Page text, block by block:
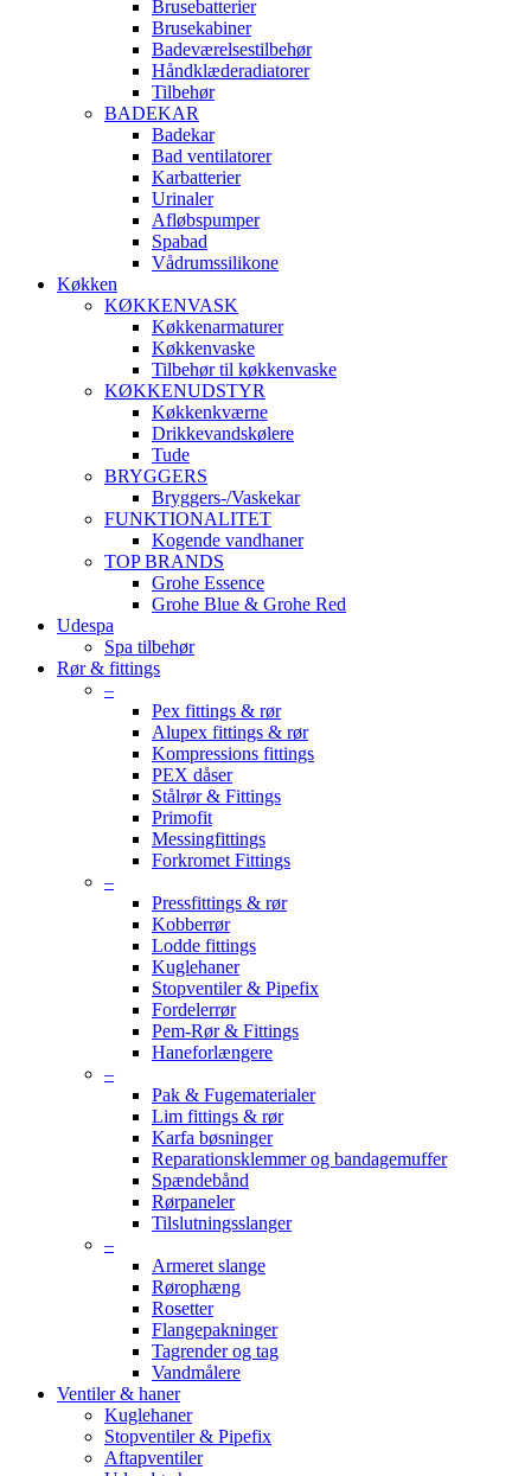
Brusebatterier
Brusekabiner
Badeværelsestilbehør
Håndklæderadiatorer
Tilbehør
BADEKAR
Badekar
Bad ventilatorer
Karbatterier
Urinaler
Afløbspumper
Spabad
Vådrumssilikone
Køkken
KØKKENVASK
Køkkenarmaturer
Køkkenvaske
Tilbehør til køkkenvaske
KØKKENUDSTYR
Køkkenkværne
Drikkevandskølere
Tude
BRYGGERS
Bryggers-/Vaskekar
FUNKTIONALITET
Kogende vandhaner
TOP BRANDS
Grohe Essence
Grohe Blue & Grohe Red
Udespa
Spa tilbehør
Rør & fittings
–
Pex fittings & rør
Alupex fittings & rør
Kompressions fittings
PEX dåser
Stålrør & Fittings
Primofit
Messingfittings
Forkromet Fittings
–
Pressfittings & rør
Kobberrør
Lodde fittings
Kuglehaner
Stopventiler & Pipefix
Fordelerrør
Pem-Rør & Fittings
Haneforlængere
–
Pak & Fugematerialer
Lim fittings & rør
Karfa bøsninger
Reparationsklemmer og bandagemuffer
Spændebånd
Rørpaneler
Tilslutningsslanger
–
Armeret slange
Rørophæng
Rosetter
Flangepakninger
Tagrender og tag
Vandmålere
Ventiler & haner
Kuglehaner
Stopventiler & Pipefix
Aftapventiler